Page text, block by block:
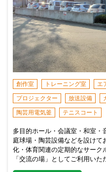
創作室 トレーニング室 エ
プロジェクター
放送設備
陶芸用電気釜
テニスコート
多目的ホール・会議室・和室・
庭球場・陶芸設備などを設けて
化・体育関連の定期的なサーク
「交流の場」としてご利用いた